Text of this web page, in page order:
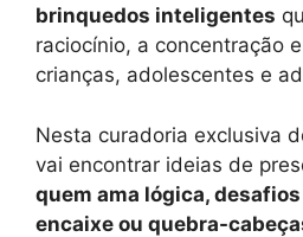
brinquedos inteligentes
raciocínio, a concentração
crianças, adolescentes e
Nesta curadoria exclusiva
vai encontrar ideias de
quem ama lógica,
encaixe ou quebra-